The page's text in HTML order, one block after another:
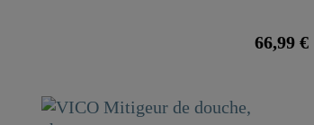
66,99 €